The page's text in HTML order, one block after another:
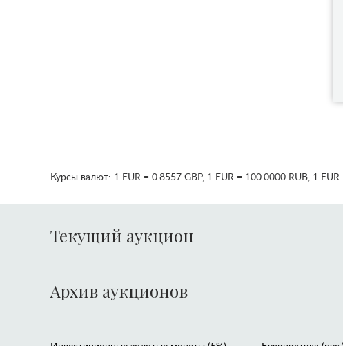
Курсы валют: 1 EUR = 0.8557 GBP, 1 EUR = 100.0000 RUB, 1
Текущий аукцион
Архив аукционов